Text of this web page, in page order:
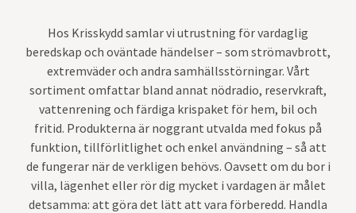
Hos Krisskydd samlar vi utrustning för vardaglig
beredskap och oväntade händelser – som strömavbrott,
extremväder och andra samhällsstörningar. Vårt
sortiment omfattar bland annat nödradio, reservkraft,
vattenrening och färdiga krispaket för hem, bil och
fritid. Produkterna är noggrant utvalda med fokus på
funktion, tillförlitlighet och enkel användning – så att
de fungerar när de verkligen behövs. Oavsett om du bor i
villa, lägenhet eller rör dig mycket i vardagen är målet
detsamma: att göra det lätt att vara förberedd. Handla